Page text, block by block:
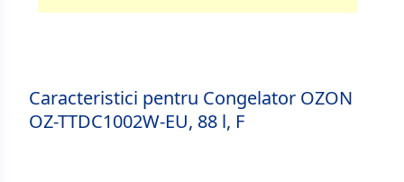
Caracteristici pentru Congelator OZON
OZ-TTDC1002W-EU, 88 l, F